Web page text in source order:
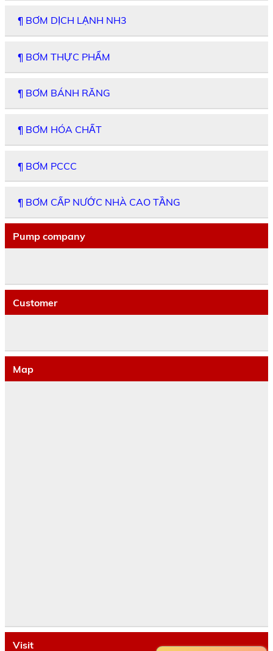
¶ BƠM DỊCH LẠNH NH3
¶ BƠM THỰC PHẨM
¶ BƠM BÁNH RĂNG
¶ BƠM HÓA CHẤT
¶ BƠM PCCC
¶ BƠM CẤP NƯỚC NHÀ CAO TẦNG
Pump company
Customer
Map
Visit